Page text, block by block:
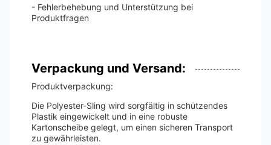
- Fehlerbehebung und Unterstützung bei
Produktfragen
Verpackung und Versand:
Produktverpackung:
Die Polyester-Sling wird sorgfältig in schützendes
Plastik eingewickelt und in eine robuste
Kartonscheibe gelegt, um einen sicheren Transport
zu gewährleisten.